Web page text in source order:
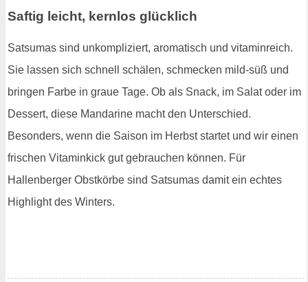
Saftig leicht, kernlos glücklich
Satsumas sind unkompliziert, aromatisch und vitaminreich.
Sie lassen sich schnell schälen, schmecken mild-süß und
bringen Farbe in graue Tage. Ob als Snack, im Salat oder im
Dessert, diese Mandarine macht den Unterschied.
Besonders, wenn die Saison im Herbst startet und wir einen
frischen Vitaminkick gut gebrauchen können. Für
Hallenberger Obstkörbe sind Satsumas damit ein echtes
Highlight des Winters.